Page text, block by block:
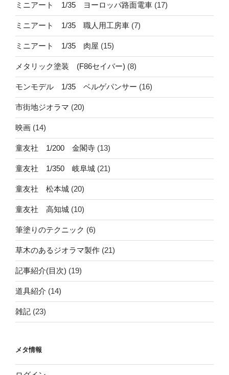
ミニアート 1/35 ヨーロッパ路面電車 (17)
ミニアート 1/35 職人用工房車 (7)
ミニアート 1/35 肉屋 (15)
メタリック塗装 (F86セイバー) (8)
モンモデル 1/35 ベルゲパンサー (16)
市街地ジオラマ (20)
映画 (14)
童友社 1/200 金閣寺 (13)
童友社 1/350 岐阜城 (21)
童友社 松本城 (20)
童友社 高知城 (10)
筆塗りのテクニック (6)
草木のあるジオラマ製作 (21)
記事紹介(目次) (19)
道具紹介 (14)
雑記 (23)
メタ情報